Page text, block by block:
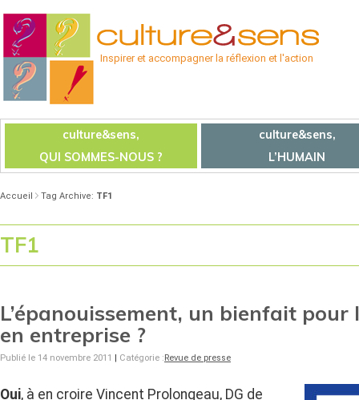
Inspirer et accompagner la réflexion et l'action
culture&sens,
QUI SOMMES-NOUS ?
culture&sens,
L’HUMAIN
Accueil Tag Archive: TF1
TF1
L’épanouissement, un bienfait
en entreprise ?
Publié le 14 novembre 2011 | Catégorie :Revue de presse
Oui, à en croire Vincent Prolongeau, DG de